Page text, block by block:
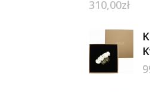
310,00zł